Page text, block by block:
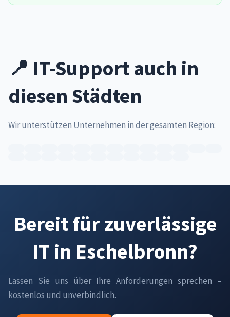
📍 IT-Support auch in
diesen Städten
Wir unterstützen Unternehmen in der gesamten Region:
Bereit für zuverlässige
IT in Eschelbronn?
Lassen Sie uns über Ihre Anforderungen sprechen –
kostenlos und unverbindlich.